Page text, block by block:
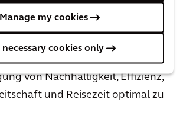
Manage my cookies
necessary cookies only
von Echtzeit-
und Reisezeiten zu
ermöglichen es Reisenden
ihre Routen unter
von Nachhaltigkeit, Effizienz,
und Reisezeit optimal zu